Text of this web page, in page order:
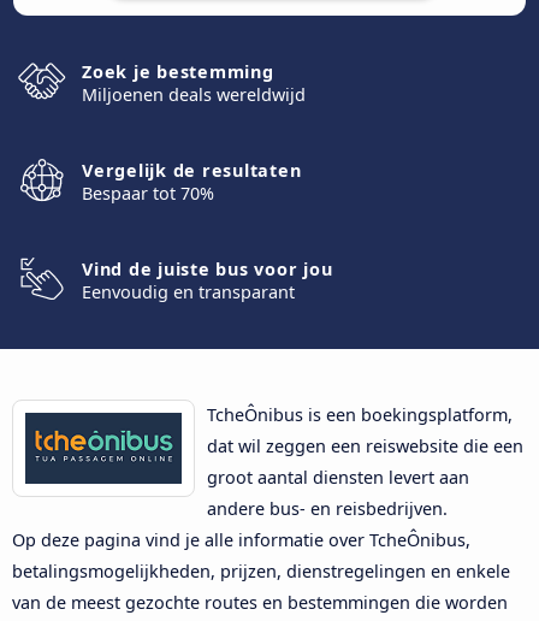
Zoek je bestemming
Miljoenen deals wereldwijd
Vergelijk de resultaten
Bespaar tot 70%
Vind de juiste bus voor jou
Eenvoudig en transparant
TcheÔnibus is een boekingsplatform,
dat wil zeggen een reiswebsite die een
groot aantal diensten levert aan
andere bus- en reisbedrijven.
Op deze pagina vind je alle informatie over TcheÔnibus,
betalingsmogelijkheden, prijzen, dienstregelingen en enkele
van de meest gezochte routes en bestemmingen die worden